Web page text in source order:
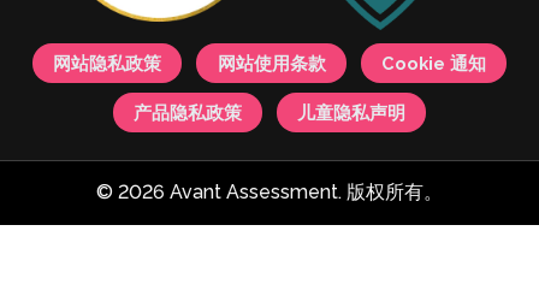
网站隐私政策 网站使用条款 Cookie 通知
产品隐私政策 儿童隐私声明
© 2026 Avant Assessment. 版权所有。